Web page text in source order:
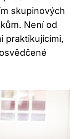
skupinových
Není od
praktikujícími,